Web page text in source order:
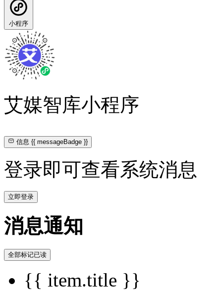
小程序
艾媒智库小程序
信息{{ messageBadge }}
登录即可查看系统消息
立即登录
消息通知
全部标记已读
{{ item.title }}